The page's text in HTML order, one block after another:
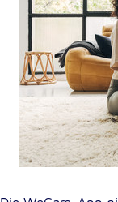
Google
Zweck:
Einbinden
Cookie
6 Monate